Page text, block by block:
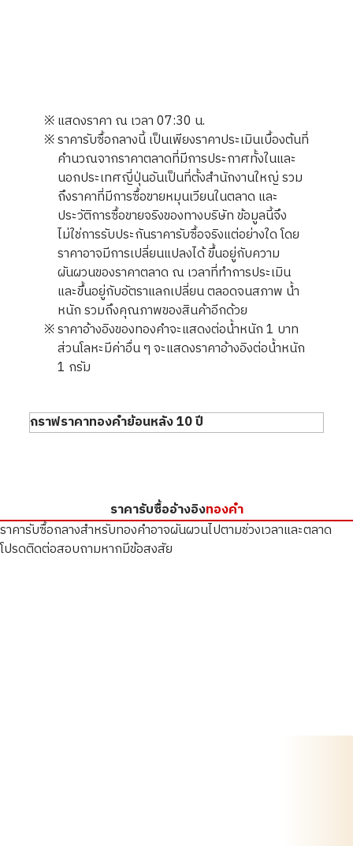
※ แสดงราคา ณ เวลา 07:30 น.
※ ราคารับซื้อกลางนี้ เป็นเพียงราคาประเมินเบื้องต้นที่
คำนวณจากราคาตลาดที่มีการประกาศทั้งในและ
นอกประเทศญี่ปุ่นอันเป็นที่ตั้งสำนักงานใหญ่ รวม
ถึงราคาที่มีการซื้อขายหมุนเวียนในตลาด และ
ประวัติการซื้อขายจริงของทางบริษัท ข้อมูลนี้จึง
ไม่ใช่การรับประกันราคารับซื้อจริงแต่อย่างใด โดย
ราคาอาจมีการเปลี่ยนแปลงได้ ขึ้นอยู่กับความ
ผันผวนของราคาตลาด ณ เวลาที่ทำการประเมิน
และขึ้นอยู่กับอัตราแลกเปลี่ยน ตลอดจนสภาพ น้ำ
หนัก รวมถึงคุณภาพของสินค้าอีกด้วย
※ ราคาอ้างอิงของทองคำจะแสดงต่อน้ำหนัก 1 บาท
ส่วนโลหะมีค่าอื่น ๆ จะแสดงราคาอ้างอิงต่อน้ำหนัก
1 กรัม
กราฟราคาทองคำย้อนหลัง 10 ปี
ราคารับซื้ออ้างอิงทองคำ
ราคารับซื้อกลางสำหรับทองคำอาจผันผวนไปตามช่วงเวลาและตลาด
โปรดติดต่อสอบถามหากมีข้อสงสัย